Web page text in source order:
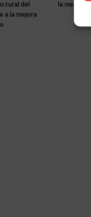
del
a la mejora
la